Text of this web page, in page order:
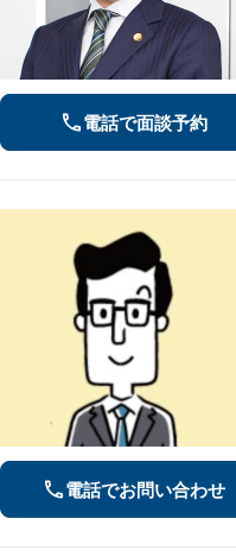
電話で面談予約
電話でお問い合わせ